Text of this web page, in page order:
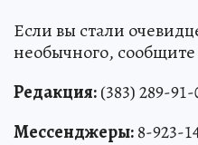
Если вы стали
необычного,
Редакция:(383) 289-
Мессенджеры:8-923-